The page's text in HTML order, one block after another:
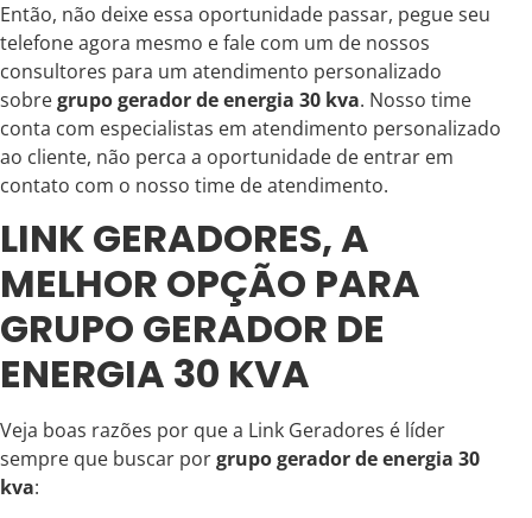
Então, não deixe essa oportunidade passar, pegue seu
telefone agora mesmo e fale com um de nossos
consultores para um atendimento personalizado
sobregrupo gerador de energia 30 kva. Nosso time
conta com especialistas em atendimento personalizado
ao cliente, não perca a oportunidade de entrar em
contato com o nosso time de atendimento.
LINK GERADORES, A
MELHOR OPÇÃO PARA
GRUPO GERADOR DE
ENERGIA 30 KVA
Veja boas razões por que a Link Geradores é líder
sempre que buscar porgrupo gerador de energia 30
kva: